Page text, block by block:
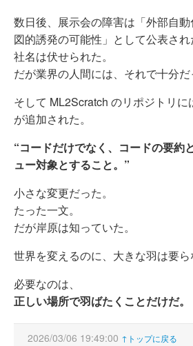
数日後、展示会の障害は「外部自
図的誘発の可能性」として公表され
社名は伏せられた。
だが業界の人間には、それで十分だ
そして ML2Scratch のリポジトリ
が追加された。
“コードだけでなく、コードの要約
ュー対象とすること。”
小さな変更だった。
たった一文。
だが岸原は知っていた。
世界を変えるのに、大きな羽は要ら
必要なのは、
正しい場所で羽ばたくことだけだ。
2026/03/06 19:49:00 ↑トップに戻る